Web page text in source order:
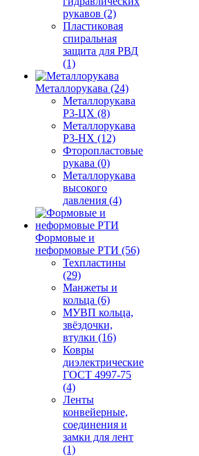
рукавов (2)
Пластиковая
спиральная
защита для РВД
(1)
Металлорукава (24)
Металлорукава
Р3-ЦХ (8)
Металлорукава
Р3-НХ (12)
Фторопластовые
рукава (0)
Металлорукава
высокого
давления (4)
Формовые и
неформовые РТИ (56)
Техпластины
(29)
Манжеты и
кольца (6)
МУВП кольца,
звёздочки,
втулки (16)
Ковры
диэлектрические
ГОСТ 4997-75
(4)
Ленты
конвейерные,
соединения и
замки для лент
(1)